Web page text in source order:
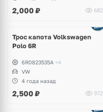
2,000 ₽ 682
Трос капота Volkswagen
Polo 6R
6R0823535A +4
VW
4 года назад
2,500 ₽ 972